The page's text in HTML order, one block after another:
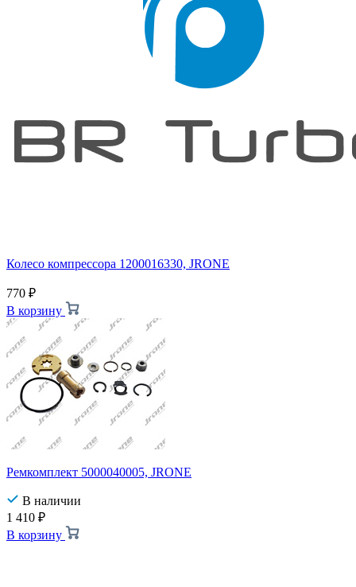
Колесо компрессора 1200016330, JRONE
770 ₽
В корзину
Ремкомплект 5000040005, JRONE
В наличии
1 410 ₽
В корзину